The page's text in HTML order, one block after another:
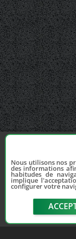
Nous utilisons nos
des informations
habitudes de
implique
configurer votre